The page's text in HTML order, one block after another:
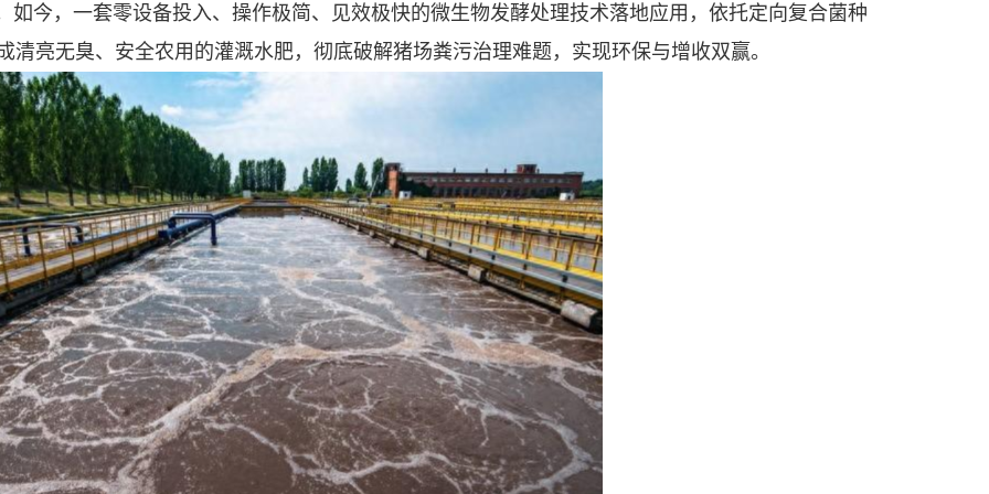
如今，一套零设备投入、操作极简、见效极快的微生物发酵处理技术落地应用，依托定向复合菌种
亮无臭、安全农用的灌溉水肥，彻底破解猪场粪污治理难题，实现环保与增收双赢。